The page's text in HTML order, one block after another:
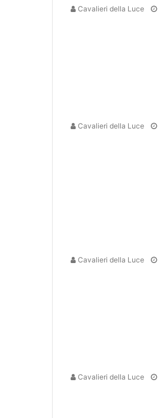
Cavalieri della Luce
Cavalieri della Luce
Cavalieri della Luce
Cavalieri della Luce